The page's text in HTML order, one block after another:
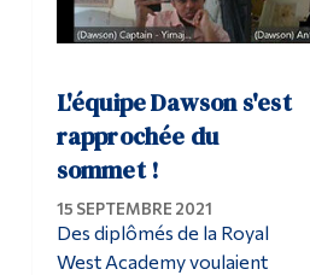
L'équipe Dawson s'est
rapprochée du
sommet !
15 SEPTEMBRE 2021
Des diplômés de la Royal
West Academy voulaient